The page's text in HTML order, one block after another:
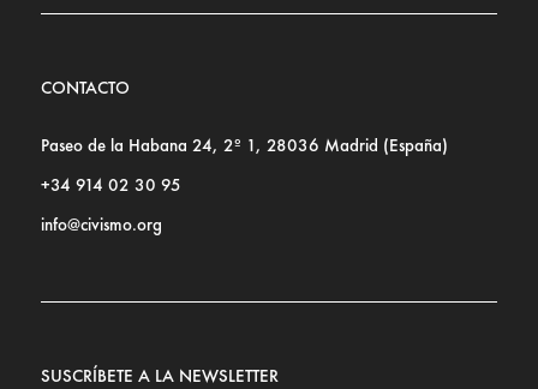
CONTACTO
Paseo de la Habana 24, 2º 1, 28036 Madrid (España)
+34 914 02 30 95
info@civismo.org
SUSCRÍBETE A LA NEWSLETTER